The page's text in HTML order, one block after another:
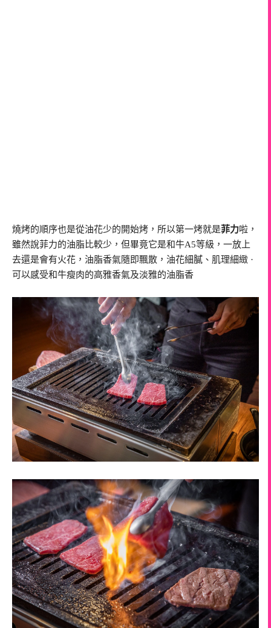
燒烤的順序也是從油花少的開始烤，所以第一烤就是菲力啦，
雖然說菲力的油脂比較少，但畢竟它是和牛A5等級，一放上
去還是會有火花，油脂香氣隨即飄散，油花細膩、肌理細緻 ·
可以感受和牛瘦肉的高雅香氣及淡雅的油脂香